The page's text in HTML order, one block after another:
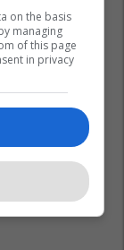
on the basis
managing
of this page
in privacy